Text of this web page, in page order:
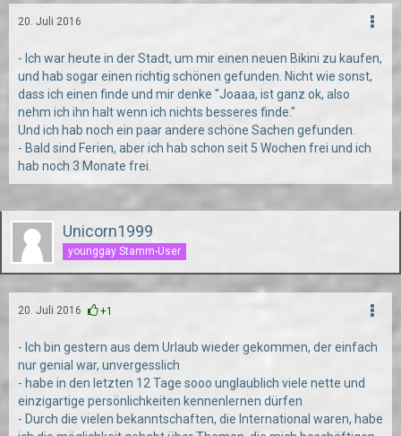
20. Juli 2016
- Ich war heute in der Stadt, um mir einen neuen Bikini zu kaufen,
und hab sogar einen richtig schönen gefunden. Nicht wie sonst,
dass ich einen finde und mir denke "Joaaa, ist ganz ok, also
nehm ich ihn halt wenn ich nichts besseres finde."
Und ich hab noch ein paar andere schöne Sachen gefunden.
- Bald sind Ferien, aber ich hab schon seit 5 Wochen frei und ich
hab noch 3 Monate frei.
Unicorn1999
younggay Stamm-User
20. Juli 2016 +1
- Ich bin gestern aus dem Urlaub wieder gekommen, der einfach
nur genial war, unvergesslich
- habe in den letzten 12 Tage sooo unglaublich viele nette und
einzigartige persönlichkeiten kennenlernen dürfen
- Durch die vielen bekanntschaften, die International waren, habe